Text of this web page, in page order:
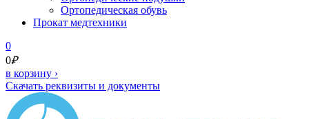
Ортопедическая обувь
Прокат медтехники
0
0₽
в корзину ›
Скачать реквизиты и документы